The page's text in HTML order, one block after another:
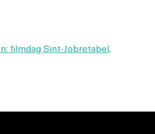
filmdag Sint-Jobretabel,